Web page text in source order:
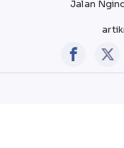
Jalan